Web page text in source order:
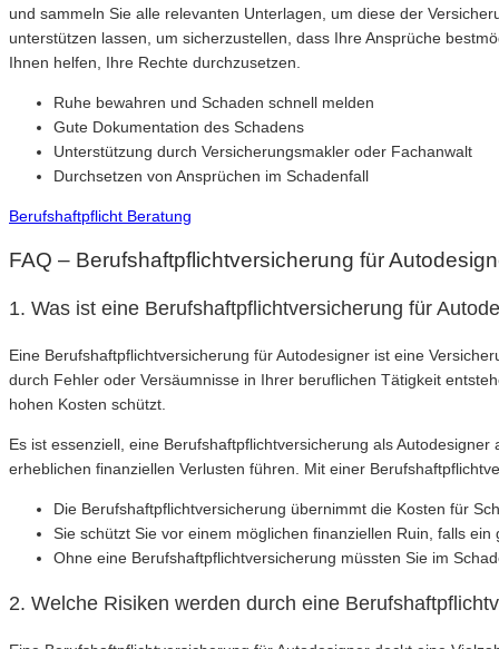
und sammeln Sie alle relevanten Unterlagen, um diese der
unterstützen lassen, um sicherzustellen, dass Ihre Ansprüche
Ihnen helfen, Ihre Rechte durchzusetzen.
Ruhe bewahren und Schaden schnell melden
Gute Dokumentation des Schadens
Unterstützung durch Versicherungsmakler oder Fachanwalt
Durchsetzen von Ansprüchen im Schadenfall
Berufshaftpflicht Beratung
FAQ – Berufshaftpflichtversicherung für
1. Was ist eine Berufshaftpflichtversicherung für
Eine Berufshaftpflichtversicherung für Autodesigner ist eine
durch Fehler oder Versäumnisse in Ihrer beruflichen Tätigkeit
hohen Kosten schützt.
Es ist essenziell, eine Berufshaftpflichtversicherung als
erheblichen finanziellen Verlusten führen. Mit einer
Die Berufshaftpflichtversicherung übernimmt die Kosten für
Sie schützt Sie vor einem möglichen finanziellen Ruin, falls
Ohne eine Berufshaftpflichtversicherung müssten Sie im
2. Welche Risiken werden durch eine